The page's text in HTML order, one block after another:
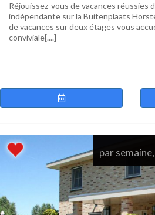
Réjouissez-vous de vacances réussies
indépendante sur la Buitenplaats
de vacances sur deux étages vous
conviviale[....]
par